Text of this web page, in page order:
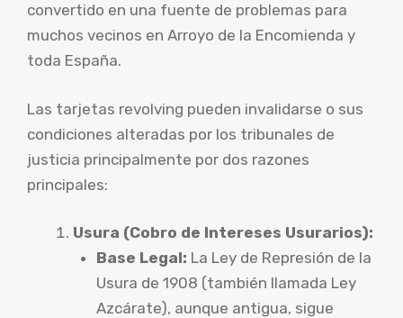
convertido en una fuente de problemas para
muchos vecinos en Arroyo de la Encomienda y
toda España.
Las tarjetas revolving pueden invalidarse o sus
condiciones alteradas por los tribunales de
justicia principalmente por dos razones
principales:
Usura (Cobro de Intereses Usurarios):
Base Legal: La Ley de Represión de la
Usura de 1908 (también llamada Ley
Azcárate), aunque antigua, sigue